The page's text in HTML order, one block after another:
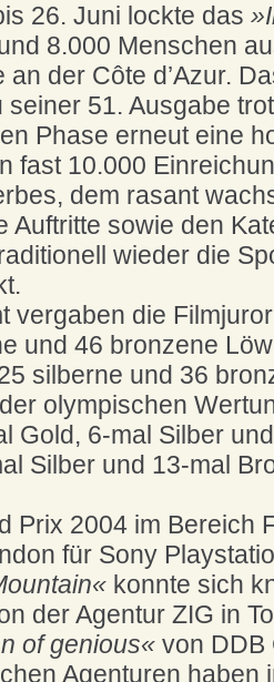
26. Juni lockte das
8.000 Menschen
an der Côte d’Azur.
seiner 51. Ausgabe
Phase erneut eine
fast 10.000
dem rasant
Auftritte sowie den
wieder die
vergaben die
und 46 bronzene
silberne und 36
olympischen
Gold, 6-mal Silber
Silber und 13-mal
Prix 2004 im Bereich
für Sony
konnte sich
der Agentur ZIG in
of genious« von DDB
Agenturen haben